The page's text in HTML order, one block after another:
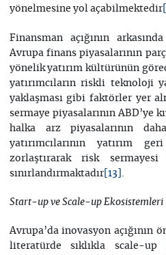
yönelmesine yol açabilmektedir
Finansman açığının
Avrupa finans piyasalarının
yönelik yatırım kültürünün
yatırımcıların riskli teknoloji
yaklaşması gibi faktörler yer
sermaye piyasalarının ABD’ye
halka arz piyasalarının
yatırımcılarının yatırım
zorlaştırarak risk
sınırlandırmaktadır[13]
Start-up ve Scale-up Ekosistemleri
Avrupa’da inovasyon açığının
literatürde sıklıkla scale-up